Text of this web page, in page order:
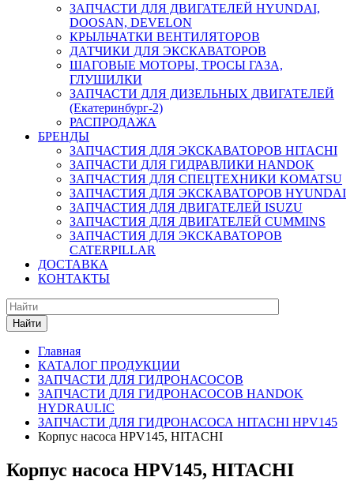
ЗАПЧАСТИ ДЛЯ ДВИГАТЕЛЕЙ HYUNDAI,
DOOSAN, DEVELON
КРЫЛЬЧАТКИ ВЕНТИЛЯТОРОВ
ДАТЧИКИ ДЛЯ ЭКСКАВАТОРОВ
ШАГОВЫЕ МОТОРЫ, ТРОСЫ ГАЗА,
ГЛУШИЛКИ
ЗАПЧАСТИ ДЛЯ ДИЗЕЛЬНЫХ ДВИГАТЕЛЕЙ
(Екатеринбург-2)
РАСПРОДАЖА
БРЕНДЫ
ЗАПЧАСТИЯ ДЛЯ ЭКСКАВАТОРОВ HITACHI
ЗАПЧАСТИ ДЛЯ ГИДРАВЛИКИ HANDOK
ЗАПЧАСТИЯ ДЛЯ СПЕЦТЕХНИКИ KOMATSU
ЗАПЧАСТИЯ ДЛЯ ЭКСКАВАТОРОВ HYUNDAI
ЗАПЧАСТИЯ ДЛЯ ДВИГАТЕЛЕЙ ISUZU
ЗАПЧАСТИЯ ДЛЯ ДВИГАТЕЛЕЙ CUMMINS
ЗАПЧАСТИЯ ДЛЯ ЭКСКАВАТОРОВ
CATERPILLAR
ДОСТАВКА
КОНТАКТЫ
Найти
Главная
КАТАЛОГ ПРОДУКЦИИ
ЗАПЧАСТИ ДЛЯ ГИДРОНАСОСОВ
ЗАПЧАСТИ ДЛЯ ГИДРОНАСОСОВ HANDOK
HYDRAULIC
ЗАПЧАСТИ ДЛЯ ГИДРОНАСОСА HITACHI HPV145
Корпус насоса HPV145, HITACHI
Корпус насоса HPV145, HITACHI